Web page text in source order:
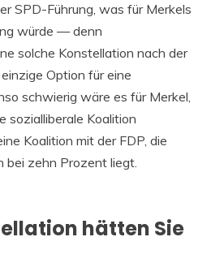
SPD-Führung, was für Merkels
würde — denn
solche Konstellation nach der
Option für eine
schwierig wäre es für Merkel,
sozialliberale Koalition
Koalition mit der FDP, die
bei zehn Prozent liegt.
hätten Sie